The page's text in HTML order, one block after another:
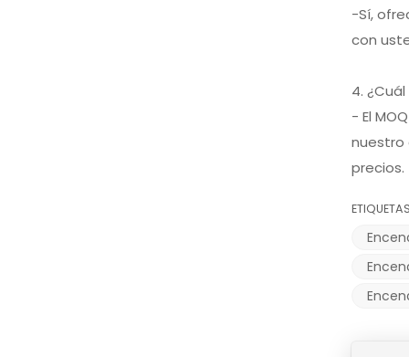
-Sí,
con
4.
- El
nuestro
precios.